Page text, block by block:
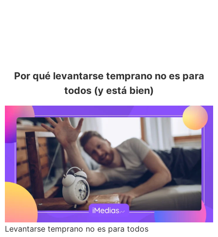
Por qué levantarse temprano no es para
todos (y está bien)
Levantarse temprano no es para todos